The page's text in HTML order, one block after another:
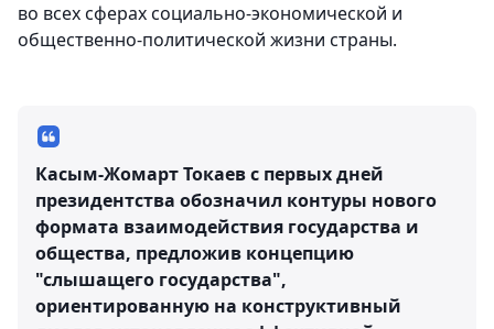
во всех сферах социально-экономической и
общественно-политической жизни страны.
Касым-Жомарт Токаев с первых дней
президентства обозначил контуры нового
формата взаимодействия государства и
общества, предложив концепцию
"слышащего государства",
ориентированную на конструктивный